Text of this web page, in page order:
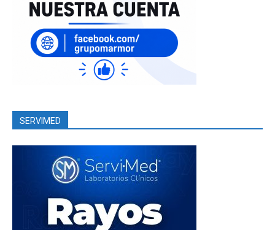
SERVIMED